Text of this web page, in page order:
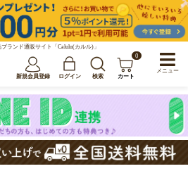
ランド通販サイト「Calulu(カルル)」
新規会員登録 ログイン 検索
0
カート
メニュー